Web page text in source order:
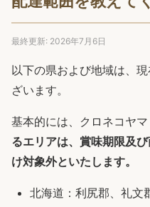
最終更新: 2026年7月6日
以下の県および地域は、
ざいます。
基本的には、クロネコヤマ
るエリアは、賞味期限及
け対象外といたします。
北海道：利尻郡、礼文